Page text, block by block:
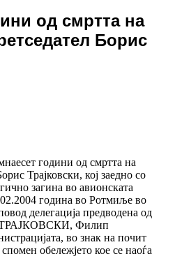
од смртта на
Борис
години од смртта на
Трајковски, кој заедно со
загина во авионската
година во Ротмиље во
делегација предводена од
ТРАЈКОВСКИ, Филип
во знак на почит
обележјето кое се наоѓа